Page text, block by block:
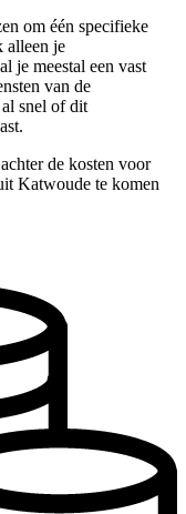
om één specifieke
alleen je
je meestal een vast
van de
snel of dit
de kosten voor
Katwoude te komen